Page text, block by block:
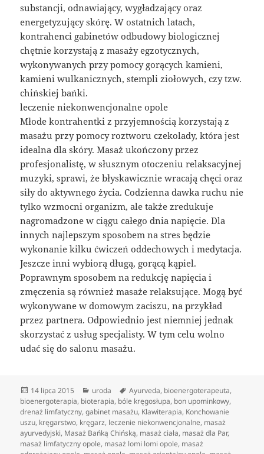
substancji, odnawiający, wygładzający oraz
energetyzujący skórę. W ostatnich latach,
kontrahenci gabinetów odbudowy biologicznej
chętnie korzystają z masaży egzotycznych,
wykonywanych przy pomocy gorących kamieni,
kamieni wulkanicznych, stempli ziołowych, czy tzw.
chińskiej bańki.
leczenie niekonwencjonalne opole
Młode kontrahentki z przyjemnością korzystają z
masażu przy pomocy roztworu czekolady, która jest
idealna dla skóry. Masaż ukończony przez
profesjonalistę, w słusznym otoczeniu relaksacyjnej
muzyki, sprawi, że błyskawicznie wracają chęci oraz
siły do aktywnego życia. Codzienna dawka ruchu nie
tylko wzmocni organizm, ale także zredukuje
nagromadzone w ciągu całego dnia napięcie. Dla
innych najlepszym sposobem na stres będzie
wykonanie kilku ćwiczeń oddechowych i medytacja.
Jeszcze inni wybiorą długą, gorącą kąpiel.
Poprawnym sposobem na redukcję napięcia i
zmęczenia są również masaże relaksujące. Mogą być
wykonywane w domowym zaciszu, na przykład
przez partnera. Odpowiednio jest niemniej jednak
skorzystać z usług specjalisty. W tym celu wolno
udać się do salonu masażu.
Data
publikacji
14 lipca 2015 Kategorie
uroda Tagi
Ayurveda, bioenergoterapeuta,
bioenergoterapia, bioterapia, bóle kręgosłupa, bon upominkowy,
drenaż limfatyczny,gabinet masażu, Klawiterapia, Konchowanie
uszu, kręgarstwo, kręgarz, leczenie niekonwencjonalne, masaż
ayurvedyjski, Masaż Bańką Chińską, masaż ciała, masaż dla Par,
masaż limfatyczny opole, masaż lomi lomi opole, masaż